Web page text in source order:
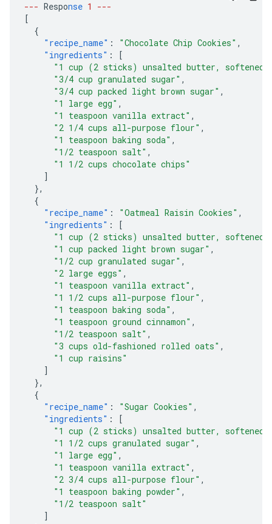
--- Response 1
---
[
{
"recipe_name" : "Chocolate Chip Cookies" ,
"ingredients" :
[
"1 cup (2 sticks) unsalted butter, softened"
"3/4 cup granulated sugar" ,
"3/4 cup packed light brown sugar" ,
"1 large egg" ,
"1 teaspoon vanilla extract" ,
"2 1/4 cups all-purpose flour" ,
"1 teaspoon baking soda" ,
"1/2 teaspoon salt" ,
"1 1/2 cups chocolate chips"
]
},
{
"recipe_name" : "Oatmeal Raisin Cookies" ,
"ingredients" :
[
"1 cup (2 sticks) unsalted butter, softened"
"1 cup packed light brown sugar" ,
"1/2 cup granulated sugar" ,
"2 large eggs" ,
"1 teaspoon vanilla extract" ,
"1 1/2 cups all-purpose flour" ,
"1 teaspoon baking soda" ,
"1 teaspoon ground cinnamon" ,
"1/2 teaspoon salt" ,
"3 cups old-fashioned rolled oats" ,
"1 cup raisins"
]
},
{
"recipe_name" : "Sugar Cookies" ,
"ingredients" :
[
"1 cup (2 sticks) unsalted butter, softened"
"1 1/2 cups granulated sugar" ,
"1 large egg" ,
"1 teaspoon vanilla extract" ,
"2 3/4 cups all-purpose flour" ,
"1 teaspoon baking powder" ,
"1/2 teaspoon salt"
]